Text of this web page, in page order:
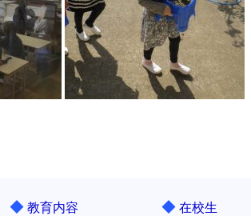
◆ 教育内容 ◆ 在校生